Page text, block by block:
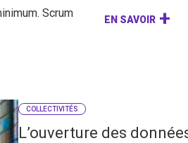
Scrum
EN SAVOIR
COLLECTIVITÉS
L’ouverture des